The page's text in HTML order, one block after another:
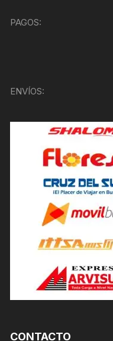
PAGOS:
ENVÍOS:
CONTACTO